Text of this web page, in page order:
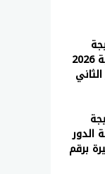
الشهادة الإعدادية 2026
الدور
بالبحيرة برقم